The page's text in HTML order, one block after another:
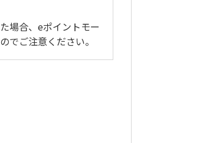
場合、eポイントモー
でご注意ください。